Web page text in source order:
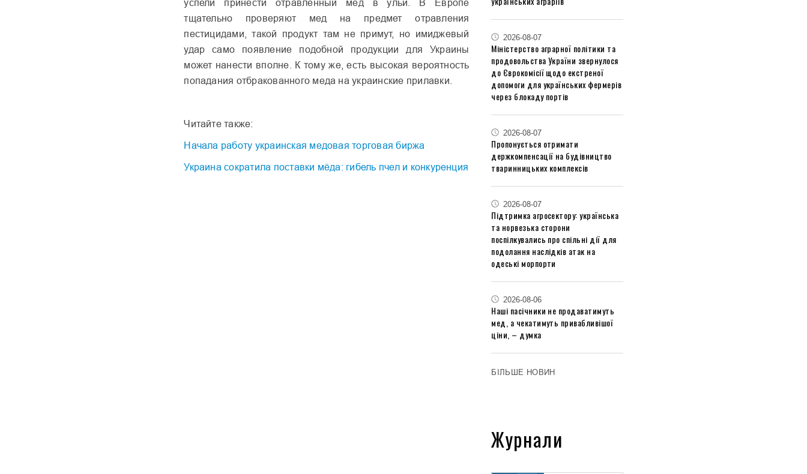
успели принести отравленный мед в ульи. В Европе
тщательно проверяют мед на предмет отравления
пестицидами, такой продукт там не примут, но имиджевый
удар само появление подобной продукции для Украины
может нанести вполне. К тому же, есть высокая вероятность
попадания отбракованного меда на украинские прилавки.
Читайте также:
Начала работу украинская медовая торговая биржа
Украина сократила поставки мёда: гибель пчел и конкуренция
2026-08-07
Міністерство аграрної політики та
продовольства України звернулося
до Єврокомісії щодо екстреної
допомоги для українських фермерів
через блокаду портів
2026-08-07
Пропонується отримати
держкомпенсації на будівництво
тваринницьких комплексів
2026-08-07
Підтримка агросектору: українська
та норвезька сторони
поспілкувались про спільні дії для
подолання наслідків атак на
одеські морпорти
2026-08-06
Наші пасічники не продаватимуть
мед, а чекатимуть привабливішої
ціни, – думка
БІЛЬШЕ НОВИН
Журнали